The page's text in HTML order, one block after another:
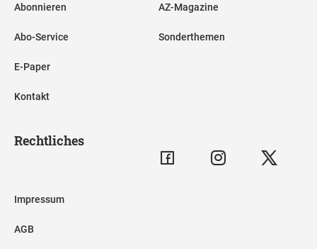
Abonnieren
Abo-Service
E-Paper
Kontakt
AZ-Magazine
Sonderthemen
Rechtliches
Impressum
AGB